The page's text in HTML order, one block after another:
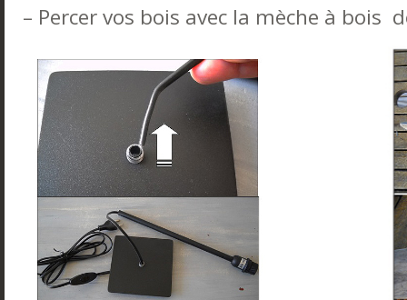
– Percer vos bois avec la mèche à bois